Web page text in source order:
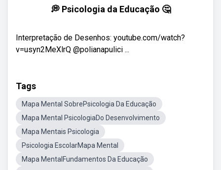
💭 Psicologia da Educação 🤔
Interpretação de Desenhos: youtube.com/watch?
v=usyn2MeXlrQ @polianapulici ...
Tags
Mapa Mental SobrePsicologia Da Educação
Mapa Mental PsicologiaDo Desenvolvimento
Mapa Mentais Psicologia
Psicologia EscolarMapa Mental
Mapa MentalFundamentos Da Educação